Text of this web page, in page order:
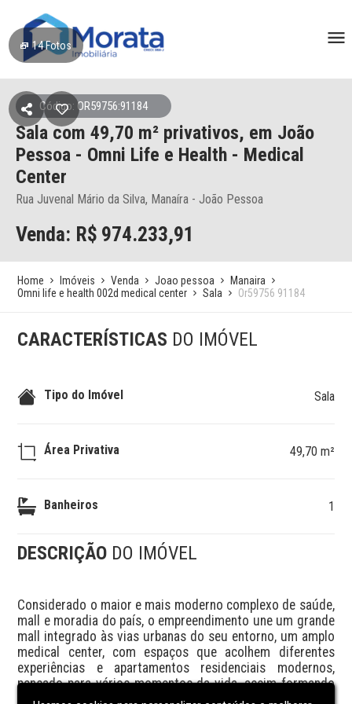
14Fotos
Código: OR59756:91184
Sala com 49,70 m² privativos, em João
Pessoa - Omni Life e Health - Medical
Center
Rua Juvenal Mário da Silva, Manaíra - João Pessoa
Venda: R$ 974.233,91
Home Imóveis Venda Joao pessoa
Manaira
Omni life e health 002d medical center
Sala Or59756 91184
CARACTERÍSTICAS DO IMÓVEL
Tipo do Imóvel Sala
Área Privativa 49,70 m²
Banheiros 1
DESCRIÇÃO DO IMÓVEL
Considerado o maior e mais moderno complexo de saúde,
mall e moradia do país, o empreendimento une um grande
mall integrado às vias urbanas do seu entorno, um amplo
medical center, com espaços que acolhem diferentes
experiências e apartamentos residenciais modernos,
pensado para vários momentos da vida, assim formando
um verdadeiro ecossistema para cuidar, viver, empreender